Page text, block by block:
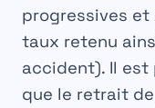
progressives
taux retenu
accident). Il est
que le retrait